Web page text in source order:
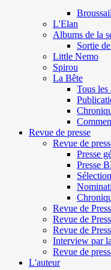
L'Elan
Albums de la
Sortie
Little Nemo
Spirou
La Bête
Tous les
Revue de presse
Revue de
Presse
Presse
Revue de
Revue de
Revue de
Interview par
Revue de
L'auteur